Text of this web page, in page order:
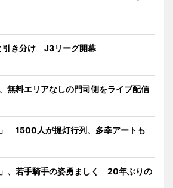
引き分け J3リーグ開幕
無料エリアなしの門司側をライブ配信
1500人が提灯行列、多幸アートも
、若手騎手の姿勇ましく 20年ぶりの